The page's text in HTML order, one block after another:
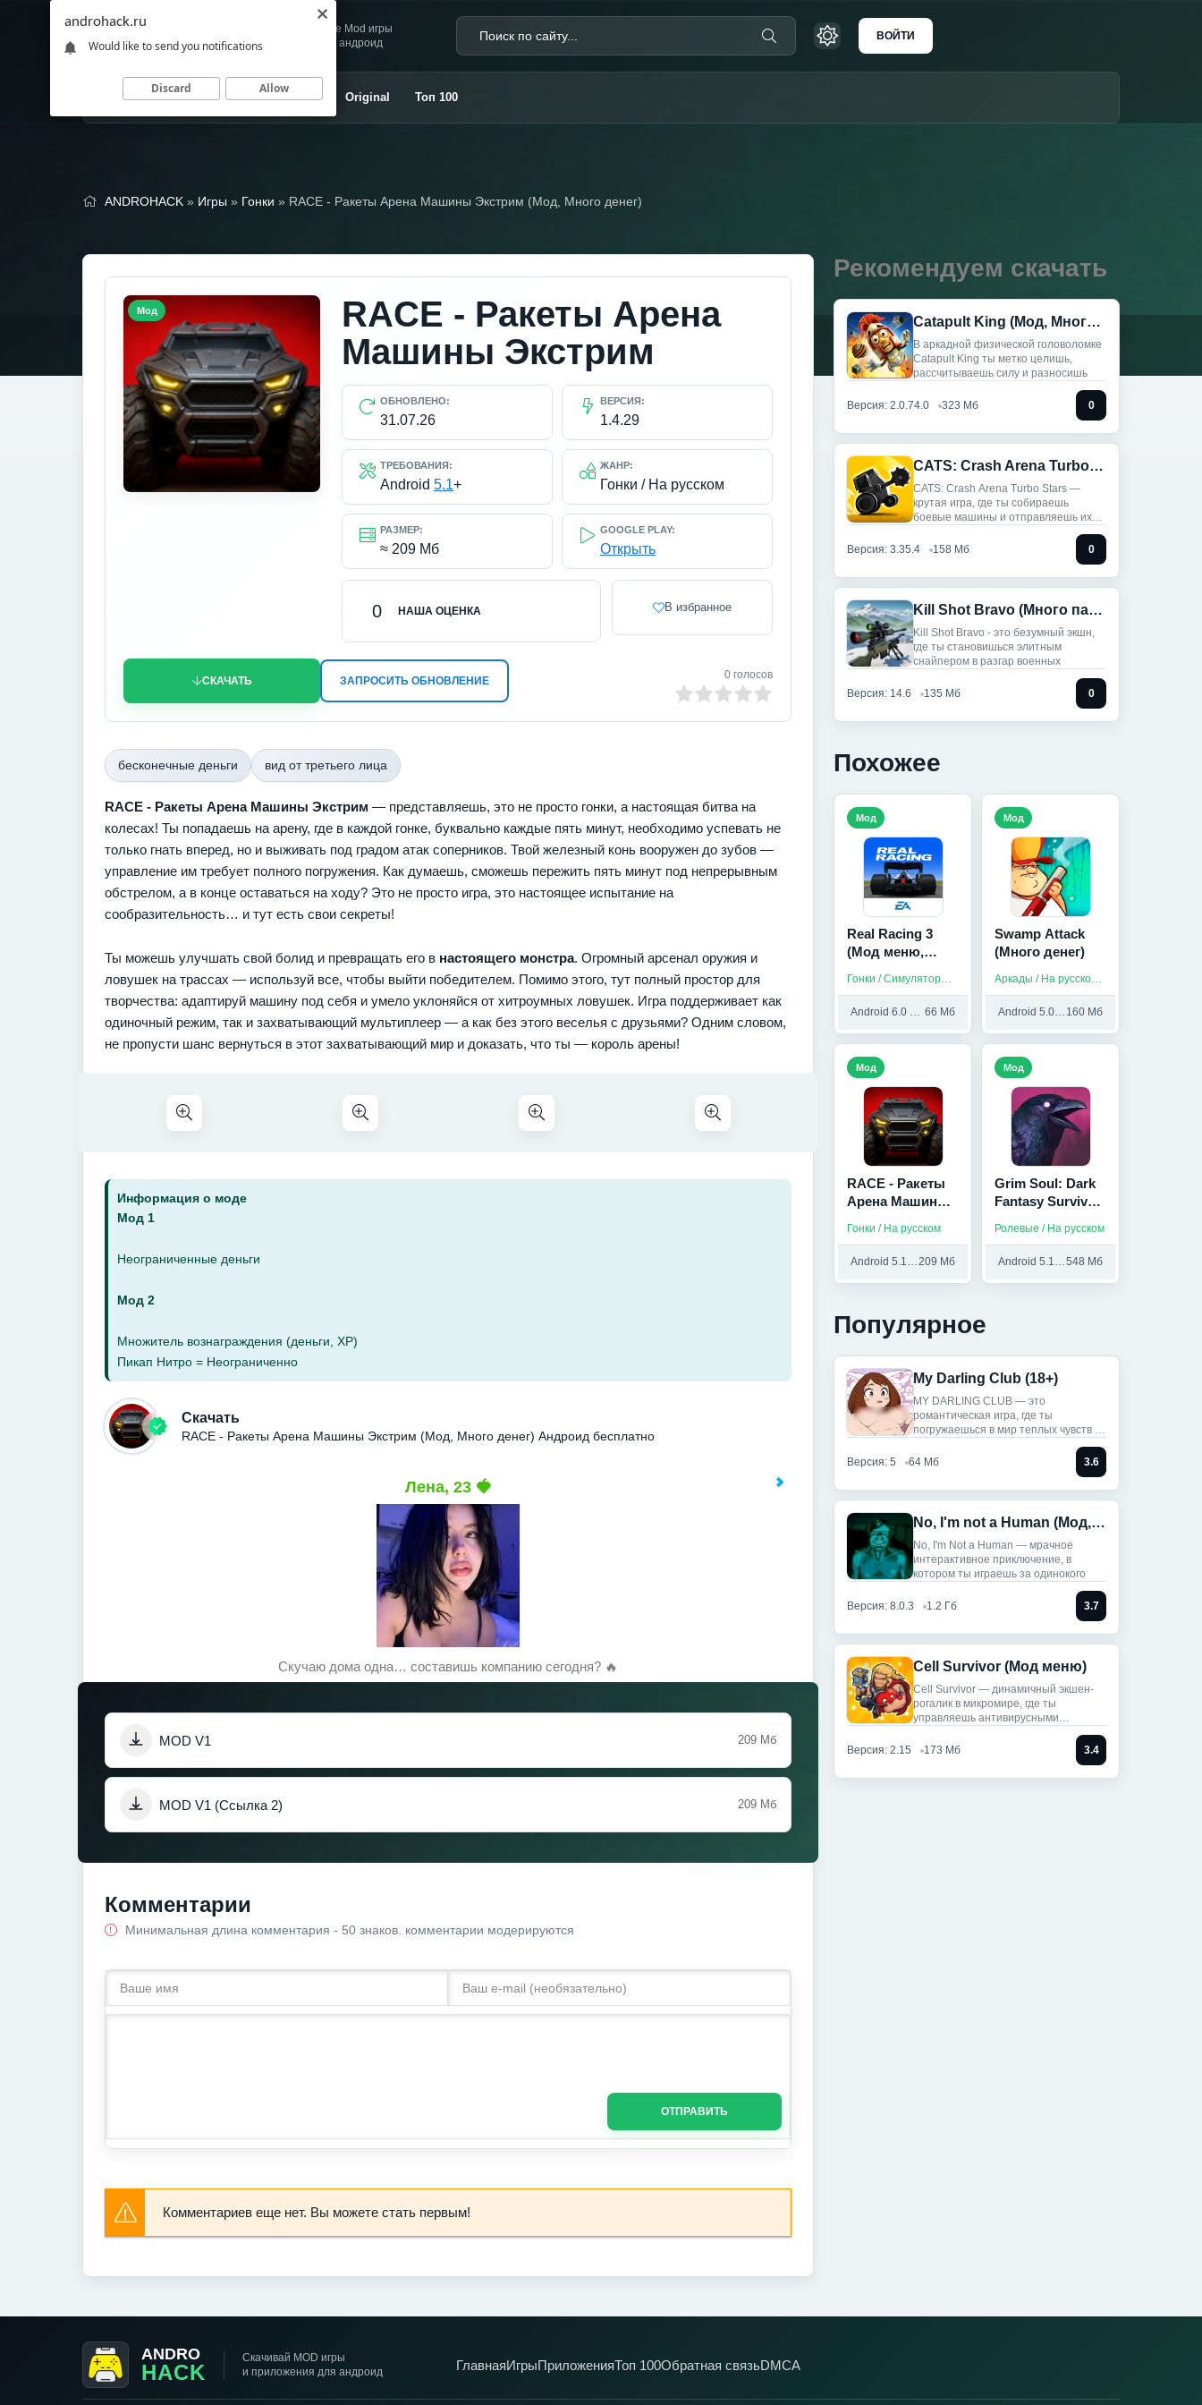
Andro
HACK
Скачивай любимые Mod игры
и приложения для андроид
ВОЙТИ
Главная Игры Приложения Original Топ 100
ANDROHACK » Игры » Гонки » RACE - Ракеты Арена Машины Экстрим (Мод, Много денег)
RACE - Ракеты Арена
Машины Экстрим
ОБНОВЛЕНО:
31.07.26
ВЕРСИЯ:
1.4.29
ТРЕБОВАНИЯ:
Android 5.1+
ЖАНР:
Гонки / На русском
РАЗМЕР:
≈ 209 Мб
GOOGLE PLAY:
Открыть
НАША ОЦЕНКА
0 В избранное
СКАЧАТЬ ЗАПРОСИТЬ ОБНОВЛЕНИЕ 0 голосов
Мод
бесконечные деньги вид от третьего лица
RACE - Ракеты Арена Машины Экстрим — представляешь, это не просто гонки, а настоящая битва на
колесах! Ты попадаешь на арену, где в каждой гонке, буквально каждые пять минут, необходимо успевать не
только гнать вперед, но и выживать под градом атак соперников. Твой железный конь вооружен до зубов —
управление им требует полного погружения. Как думаешь, сможешь пережить пять минут под непрерывным
обстрелом, а в конце оставаться на ходу? Это не просто игра, это настоящее испытание на
сообразительность… и тут есть свои секреты!
Ты можешь улучшать свой болид и превращать его в настоящего монстра. Огромный арсенал оружия и
ловушек на трассах — используй все, чтобы выйти победителем. Помимо этого, тут полный простор для
творчества: адаптируй машину под себя и умело уклоняйся от хитроумных ловушек. Игра поддерживает как
одиночный режим, так и захватывающий мультиплеер — а как без этого веселья с друзьями? Одним словом,
не пропусти шанс вернуться в этот захватывающий мир и доказать, что ты — король арены!
Информация о моде
Мод 1
Неограниченные деньги
Мод 2
Множитель вознаграждения (деньги, XP)
Пикап Нитро = Неограниченно
Скачать
RACE - Ракеты Арена Машины Экстрим (Мод, Много денег) Андроид бесплатно
Лена, 23 🍓
Скучаю дома одна… составишь компанию сегодня? 🔥
MOD V1 209 Мб
MOD V1 (Ссылка 2) 209 Мб
Комментарии
Минимальная длина комментария - 50 знаков. комментарии модерируются
ОТПРАВИТЬ
Комментариев еще нет. Вы можете стать первым!
Рекомендуем скачать
Catapult King (Мод, Много денег)
В аркадной физической головоломке
Catapult King ты метко целишь,
рассчитываешь силу и разносишь
Версия: 2.0.74.0 323 Мб 0
CATS: Crash Arena Turbo Stars (Мод меню)
CATS: Crash Arena Turbo Stars —
крутая игра, где ты собираешь
боевые машины и отправляешь их
Версия: 3.35.4
158 Мб 0
Kill Shot Bravo (Много патрон/Нет раскачки)
Kill Shot Bravo - это безумный экшн,
где ты становишься элитным
снайпером в разгар военных
Версия: 14.6 135 Мб 0
Похожее
Real Racing 3
(Мод меню,
Гонки / Симуляторы / На русском
Android 6.0 и выше 66 Мб
Мод
Swamp Attack
(Много денег)
Аркады / На русском / Без интернета
Android 5.0 и выше 160 Мб
Мод
RACE - Ракеты
Арена Машины
Много денег)
Гонки / На русском
Android 5.1 и выше209 Мб
Мод
Grim Soul: Dark
Fantasy Survival
Бесплатный
крафт)
Ролевые / На русском
Android 5.1 и выше548 Мб
Мод
Популярное
My Darling Club (18+)
MY DARLING CLUB — это
романтическая игра, где ты
погружаешься в мир теплых чувств и
Версия: 5
64 Мб 3.6
No, I'm not a Human (Мод, Unlocked)
No, I'm Not a Human — мрачное
интерактивное приключение, в
котором ты играешь за одинокого
Версия: 8.0.3 1.2 Гб 3.7
Cell Survivor (Мод меню)
Cell Survivor — динамичный экшен-
рогалик в микромире, где ты
управляешь антивирусными
Версия: 2.15
173 Мб 3.4
ANDRO
HACK
Скачивай MOD игры
и приложения для андроид
ГлавнаяИгрыПриложенияТоп 100Обратная связьDMCA
androhack.ru
Would like to send you notifications
Discard Allow